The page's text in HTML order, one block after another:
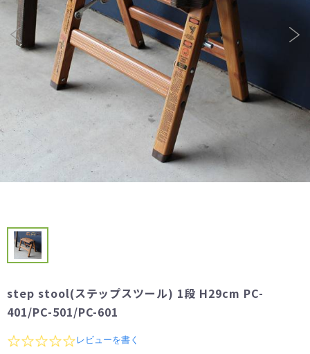
step stool(ステップスツール) 1段 H29cm PC-
401/PC-501/PC-601
0.0
レビューを書く